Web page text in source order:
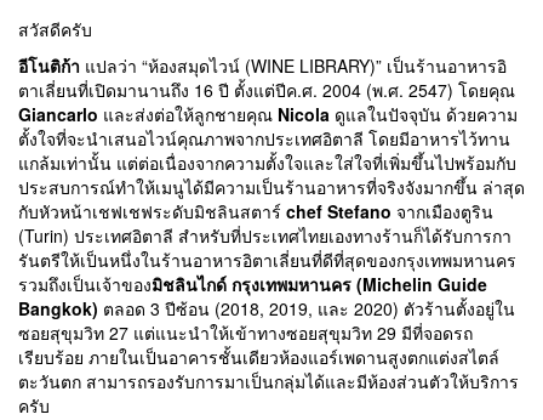
สวัสดีครับ
อีโนติก้า แปลว่า “ห้องสมุดไวน์ (WINE LIBRARY)” เป็นร้านอาหารอิ
ตาเลี่ยนที่เปิดมานานถึง 16 ปี ตั้งแต่ปีค.ศ. 2004 (พ.ศ. 2547) โดยคุณ
Giancarlo และส่งต่อให้ลูกชายคุณ Nicola ดูแลในปัจจุบัน ด้วยความ
ตั้งใจที่จะนำเสนอไวน์คุณภาพจากประเทศอิตาลี โดยมีอาหารไว้ทาน
แกล้มเท่านั้น แต่ต่อเนื่องจากความตั้งใจและใส่ใจที่เพิ่มขึ้นไปพร้อมกับ
ประสบการณ์ทำให้เมนูได้มีความเป็นร้านอาหารที่จริงจังมากขึ้น ล่าสุด
กับหัวหน้าเชฟเชฟระดับมิชลินสตาร์ chef Stefano จากเมืองตูริน
(Turin) ประเทศอิตาลี สำหรับที่ประเทศไทยเองทางร้านก็ได้รับการกา
รันตรีให้เป็นหนึ่งในร้านอาหารอิตาเลี่ยนที่ดีที่สุดของกรุงเทพมหานคร
รวมถึงเป็นเจ้าของมิชลินไกด์ กรุงเทพมหานคร (Michelin Guide
Bangkok) ตลอด 3 ปีซ้อน (2018, 2019, และ 2020) ตัวร้านตั้งอยู่ใน
ซอยสุขุมวิท 27 แต่แนะนำให้เข้าทางซอยสุขุมวิท 29 มีที่จอดรถ
เรียบร้อย ภายในเป็นอาคารชั้นเดียวห้องแอร์เพดานสูงตกแต่งสไตล์
ตะวันตก สามารถรองรับการมาเป็นกลุ่มได้และมีห้องส่วนตัวให้บริการ
ครับ